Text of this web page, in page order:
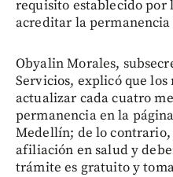
requisito establecido
acreditar la
Obyalin Morales,
Servicios, explicó que
actualizar cada cuatro
permanencia en la
Medellín; de lo
afiliación en salud y
trámite es gratuito y